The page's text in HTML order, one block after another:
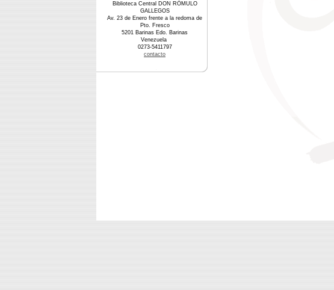
Biblioteca Central DON RÓMULO
GALLEGOS
Av. 23 de Enero frente a la redoma de
Pto. Fresco
5201 Barinas Edo. Barinas
Venezuela
0273-5411797
contacto